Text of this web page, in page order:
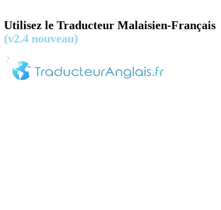
Utilisez le Traducteur Malaisien-Français
(v2.4 nouveau)
?